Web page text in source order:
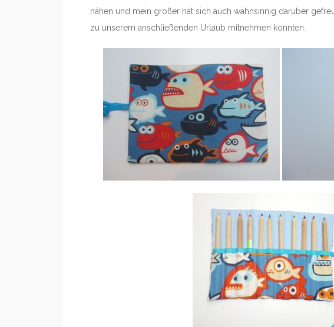
nähen und mein großer hat sich auch wahnsinnig darüber
zu unserem anschließenden Urlaub mitnehmen konnten.